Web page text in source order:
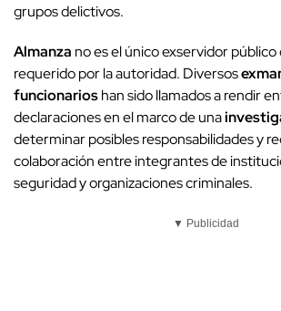
grupos delictivos.
Almanza no es el único exservidor público
requerido por la autoridad. Diversos
funcionarioshan sido llamados a rendir
declaraciones en el marco de una
determinar posibles responsabilidades y
colaboración entre integrantes de
seguridad y organizaciones criminales.
▼ Publicidad